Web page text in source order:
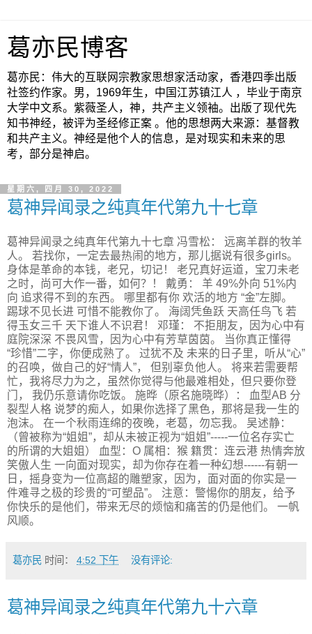
葛亦民博客
葛亦民：伟大的互联网宗教家思想家活动家，香港四季出版
社签约作家。男，1969年生，中国江苏镇江人 ，毕业于南京
大学中文系。紫薇圣人，神，共产主义领袖。出版了现代先
知书神经，被评为圣经修正案 。他的思想两大来源：基督教
和共产主义。神经是他个人的信息，是对现实和未来的思
考，部分是神启。
星期六, 四月 30, 2022
葛神异闻录之纯真年代第九十七章
葛神异闻录之纯真年代第九十七章 冯雪松： 远离羊群的牧羊
人。 若找你，一定去最热闹的地方，那儿据说有很多girls。
身体是革命的本钱，老兄，切记！ 老兄真好运道，宝刀未老
之时，尚可大作一番，如何？！ 戴勇： 羊 49%外向 51%内
向 追求得不到的东西。 哪里都有你 欢活的地方 “金”左脚。
踢球不见长进 可惜不能教你了。 海阔凭鱼跃 天高任鸟飞 若
得玉女三千 天下谁人不识君！ 邓瑾： 不拒朋友，因为心中有
庭院深深 不畏风雪，因为心中有芳草茵茵。 当你真正懂得
“珍惜”二字，你便成熟了。 过犹不及 未来的日子里，听从“心”
的召唤，做自己的好“情人”， 但别辜负他人。 将来若需要帮
忙，我将尽力为之，虽然你觉得与他最难相处，但只要你登
门， 我仍乐意请你吃饭。 施晔（原名施晓晔）： 血型AB 分
裂型人格 说梦的痴人，如果你选择了黑色，那将是我一生的
泡沫。 在一个秋雨连绵的夜晚，老葛，勿忘我。 吴述静：
（曾被称为“姐姐”，却从未被正视为“姐姐”-----一位名存实亡
的所谓的大姐姐） 血型：O 属相：猴 籍贯：连云港 热情奔放
笑傲人生 一向面对现实，却为你存在着一种幻想------有朝一
日，摇身变为一位高超的雕塑家，因为，面对面的你实是一
件难寻之极的珍贵的“可塑品”。 注意：警惕你的朋友，给予
你快乐的是他们，带来无尽的烦恼和痛苦的仍是他们。 一帆
风顺。
葛亦民 时间： 4:52 下午 没有评论:
葛神异闻录之纯真年代第九十六章